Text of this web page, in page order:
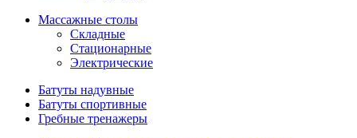
Массажные столы
Складные
Стационарные
Электрические
Батуты надувные
Батуты спортивные
Гребные тренажеры